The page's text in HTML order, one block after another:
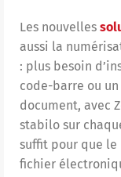
Les nouvelles
aussi la
: plus besoin
code-barre ou
document, avec
stabilo sur
suffit pour que le
fichier